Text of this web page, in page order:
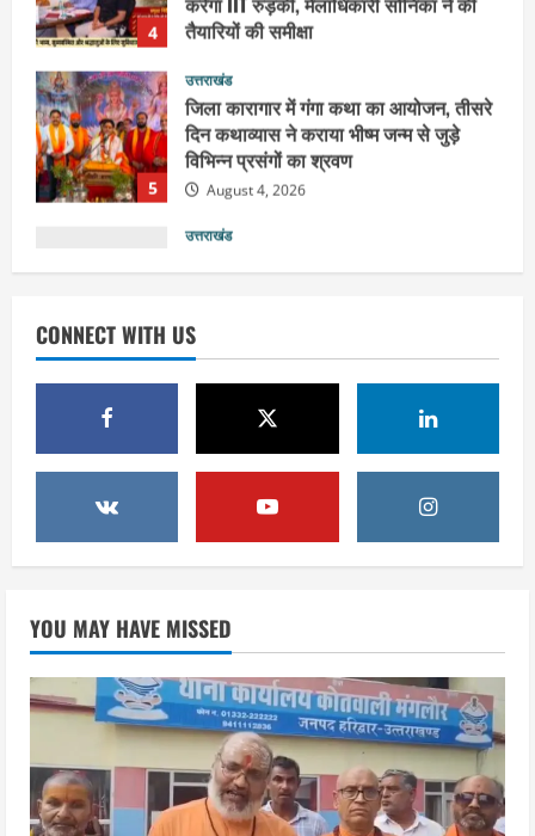
5
दिन कथाव्यास ने कराया भीष्म जन्म से जुड़े
August 4, 2026
उत्तराखंड
महंत यति रामस्वरूप आनंद गिरि को लेकर पूरे
दिन चला हाई वोल्टेज ड्रामा, चौकी से अपने
साथ ले गए यति नरसिंहानंद गिरी
August 5, 2026
2
संगीतमय कथा से कैदियों को मिला आध्यात्मिक
संदेश
3
कांवड़ियों की सेवा में जुटा हरिद्वार-रूड़की
से जीता श्रद्धालुओं का दिल
August 5, 2026
4
कांवड़ मेले के बाद रफ्तार पकड़ेगा कुंभ-2027 का
महाअभियान, पांच नए पुलों की गुणवत्ता जांच
करेगा IIT रुड़की, मेलाधिकारी सोनिका ने की
तैयारियों की समीक्षा
August 5, 2026
उत्तराखंड
जिला कारागार में गंगा कथा का आयोजन, तीसरे
दिन कथाव्यास ने कराया भीष्म जन्म से जुड़े
विभिन्न प्रसंगों का श्रवण
CONNECT WITH US
YOU MAY HAVE MISSED